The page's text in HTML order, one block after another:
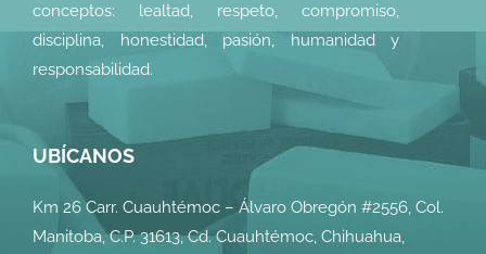
conceptos: lealtad, respeto, compromiso,
disciplina, honestidad, pasión, humanidad y
responsabilidad.
UBÍCANOS
Km 26 Carr. Cuauhtémoc – Álvaro Obregón #2556, Col.
Manitoba, C.P. 31613, Cd. Cuauhtémoc, Chihuahua,